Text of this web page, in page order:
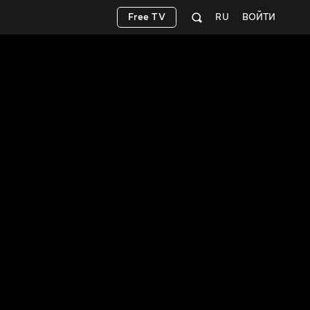
ВОЙТИ
RU
Free TV